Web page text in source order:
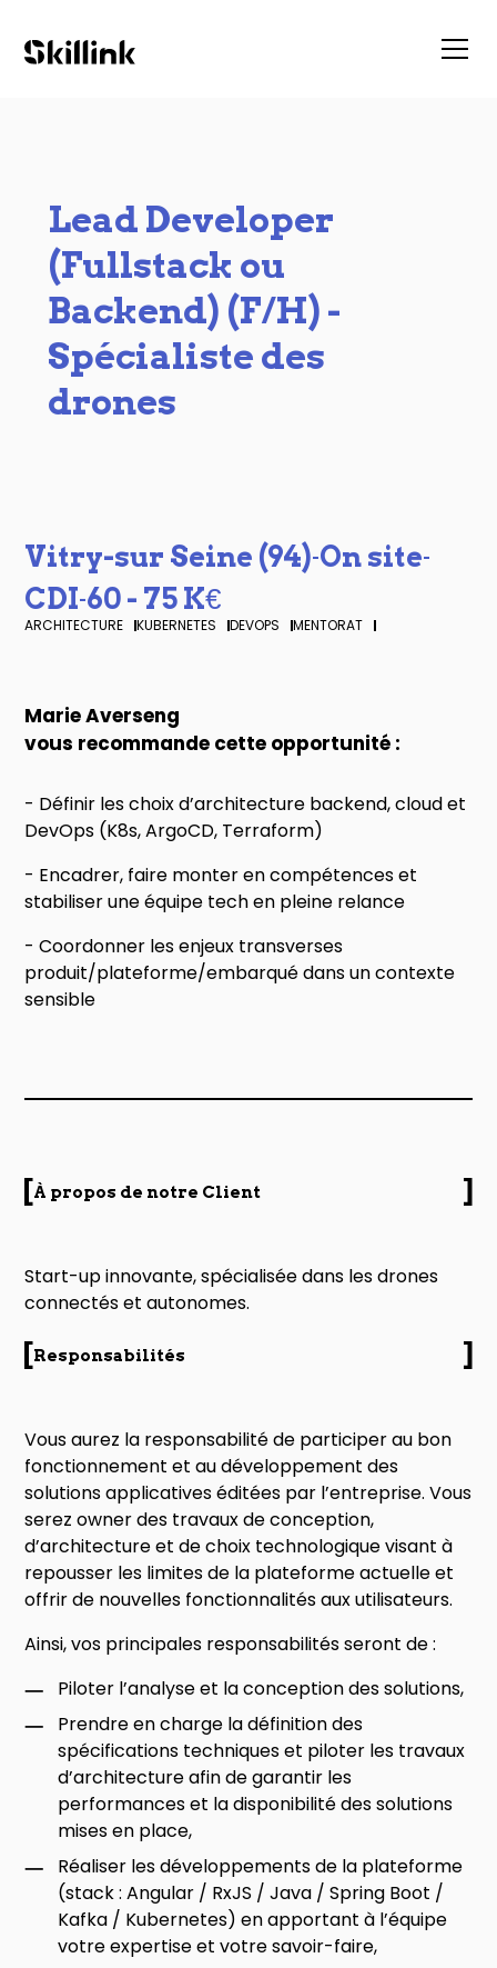
Lead Developer
(Fullstack ou
Backend) (F/H) -
Spécialiste des
drones
Vitry-sur Seine (94)-On site-
CDI-60 - 75 K€
ARCHITECTURE KUBERNETES DEVOPS MENTORAT
Marie Averseng
vous recommande cette opportunité :
- Définir les choix d’architecture backend, cloud et
DevOps (K8s, ArgoCD, Terraform)
- Encadrer, faire monter en compétences et
stabiliser une équipe tech en pleine relance
- Coordonner les enjeux transverses
produit/plateforme/embarqué dans un contexte
sensible
À propos de notre Client
Start-up innovante, spécialisée dans les drones
connectés et autonomes.
Responsabilités
Vous aurez la responsabilité de participer au bon
fonctionnement et au développement des
solutions applicatives éditées par l’entreprise. Vous
serez owner des travaux de conception,
d’architecture et de choix technologique visant à
repousser les limites de la plateforme actuelle et
offrir de nouvelles fonctionnalités aux utilisateurs.
Ainsi, vos principales responsabilités seront de :
Piloter l’analyse et la conception des solutions,
Prendre en charge la définition des
spécifications techniques et piloter les travaux
d’architecture afin de garantir les
performances et la disponibilité des solutions
mises en place,
Réaliser les développements de la plateforme
(stack : Angular / RxJS / Java / Spring Boot /
Kafka / Kubernetes) en apportant à l’équipe
votre expertise et votre savoir-faire,